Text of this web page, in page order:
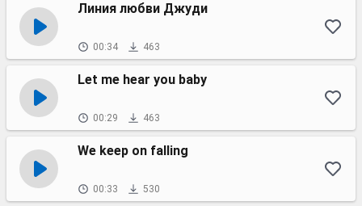
Линия любви Джуди
00:34 463
Let me hear you baby
00:29 463
We keep on falling
00:33 530